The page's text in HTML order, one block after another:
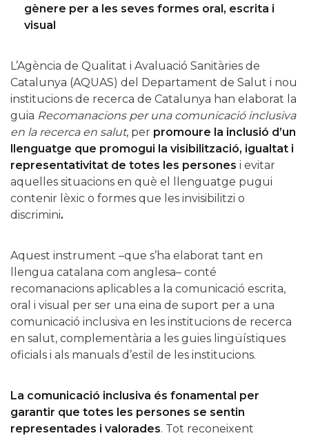
gènere per a les seves formes oral, escrita i
visual
L’Agència de Qualitat i Avaluació Sanitàries de
Catalunya (AQUAS) del Departament de Salut i nou
institucions de recerca de Catalunya han elaborat la
guia Recomanacions per una comunicació inclusiva
en la recerca en salut, per promoure la inclusió d’un
llenguatge que promogui la visibilització, igualtat i
representativitat de totes les persones i evitar
aquelles situacions en què el llenguatge pugui
contenir lèxic o formes que les invisibilitzi o
discrimini.
Aquest instrument –que s’ha elaborat tant en
llengua catalana com anglesa– conté
recomanacions aplicables a la comunicació escrita,
oral i visual per ser una eina de suport per a una
comunicació inclusiva en les institucions de recerca
en salut, complementària a les guies lingüístiques
oficials i als manuals d’estil de les institucions.
La comunicació inclusiva és fonamental per
garantir que totes les persones se sentin
representades i valorades. Tot reconeixent